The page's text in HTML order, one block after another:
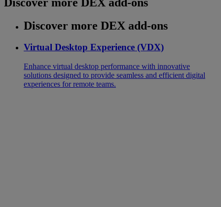
Discover more DEX add-ons
Virtual Desktop Experience (VDX)
Enhance virtual desktop performance with innovative
solutions designed to provide seamless and efficient digital
experiences for remote teams.